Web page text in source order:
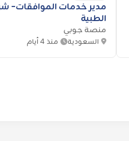
مدير خدمات الموافقات-
الطبية
منصة جوبي
السعودية منذ 4 أيام